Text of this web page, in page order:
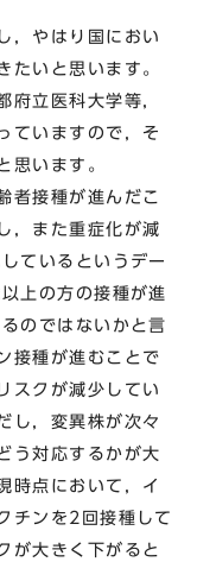
，やはり国におい
たいと思います。
府立医科大学等，
ていますので，そ
思います。
者接種が進んだこ
，また重症化が減
ているというデー
上の方の接種が進
のではないかと言
接種が進むことで
スクが減少してい
し，変異株が次々
う対応するかが大
時点において，イ
チンを2回接種して
が大きく下がると